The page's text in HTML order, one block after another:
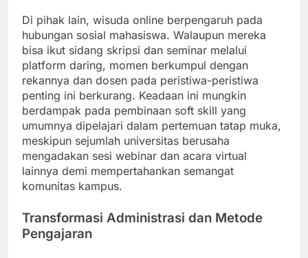
Di pihak lain, wisuda online berpengaruh pada
hubungan sosial mahasiswa. Walaupun mereka
bisa ikut sidang skripsi dan seminar melalui
platform daring, momen berkumpul dengan
rekannya dan dosen pada peristiwa-peristiwa
penting ini berkurang. Keadaan ini mungkin
berdampak pada pembinaan soft skill yang
umumnya dipelajari dalam pertemuan tatap muka,
meskipun sejumlah universitas berusaha
mengadakan sesi webinar dan acara virtual
lainnya demi mempertahankan semangat
komunitas kampus.
Transformasi Administrasi dan Metode
Pengajaran